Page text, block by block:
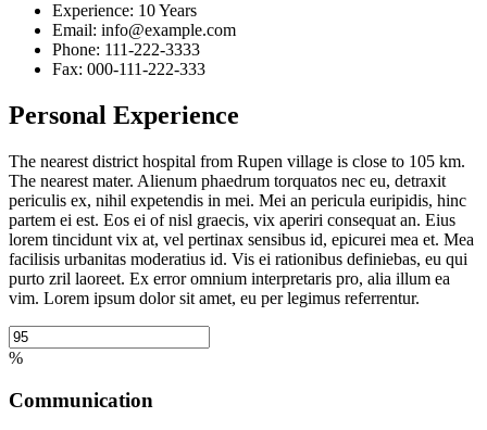
Experience: 10 Years
Email: info@example.com
Phone: 111-222-3333
Fax: 000-111-222-333
Personal Experience
The nearest district hospital from Rupen village is close to 105 km.
The nearest mater. Alienum phaedrum torquatos nec eu, detraxit
periculis ex, nihil expetendis in mei. Mei an pericula euripidis, hinc
partem ei est. Eos ei of nisl graecis, vix aperiri consequat an. Eius
lorem tincidunt vix at, vel pertinax sensibus id, epicurei mea et. Mea
facilisis urbanitas moderatius id. Vis ei rationibus definiebas, eu qui
purto zril laoreet. Ex error omnium interpretaris pro, alia illum ea
vim. Lorem ipsum dolor sit amet, eu per legimus referrentur.
%
Communication